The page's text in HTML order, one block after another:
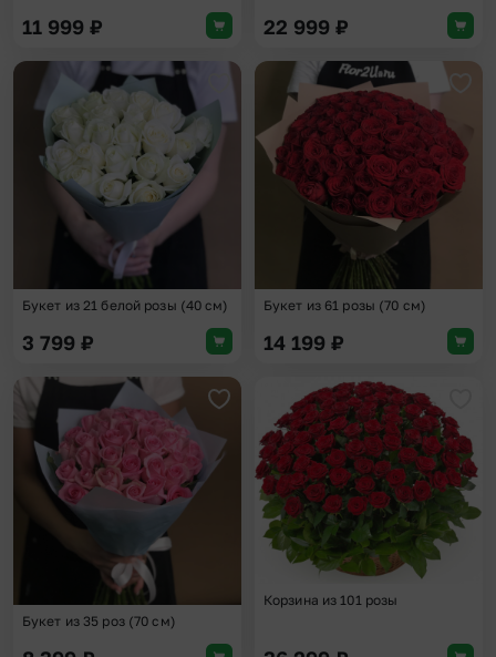
11 999 ₽ 22 999 ₽
Добавить в избранное
Букет из 21 белой розы (40 см)
3 799 ₽
Букет из 61 розы (70 см)
14 199 ₽
Добавить в избранное
Букет из 35 роз (70 см)
Корзина из 101 розы